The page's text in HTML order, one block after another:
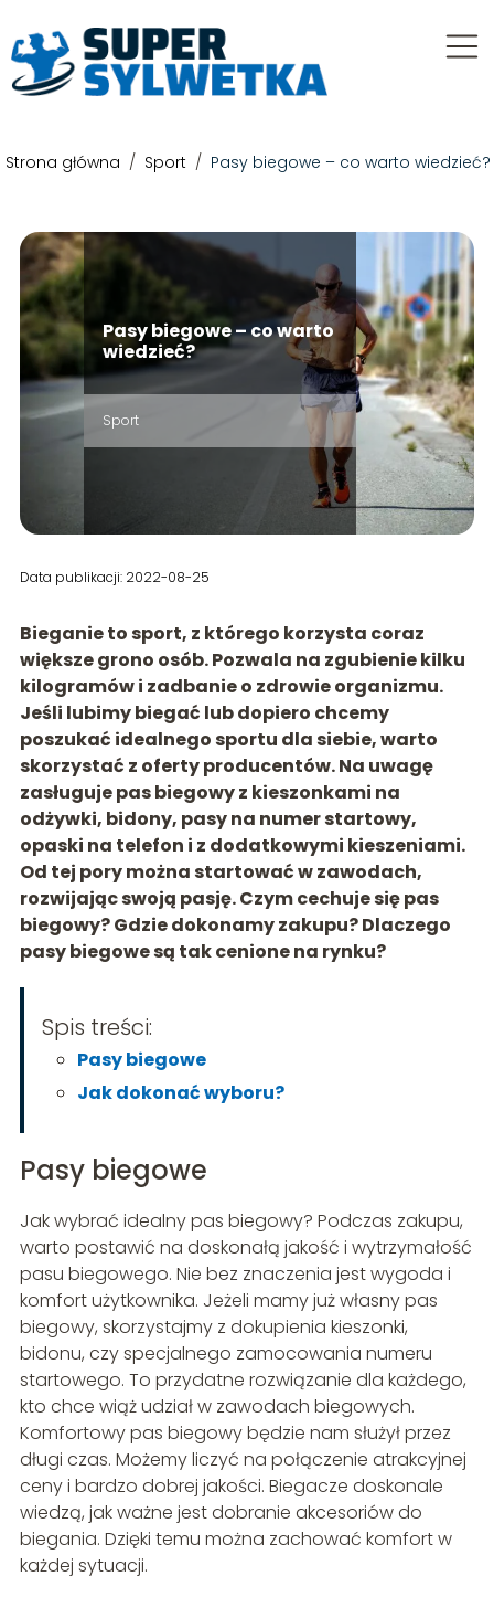
Strona główna / Sport / Pasy biegowe – co warto wiedzieć?
Pasy biegowe – co warto
wiedzieć?
Sport
Data publikacji: 2022-08-25
Bieganie to sport, z którego korzysta coraz
większe grono osób. Pozwala na zgubienie kilku
kilogramów i zadbanie o zdrowie organizmu.
Jeśli lubimy biegać lub dopiero chcemy
poszukać idealnego sportu dla siebie, warto
skorzystać z oferty producentów. Na uwagę
zasługuje pas biegowy z kieszonkami na
odżywki, bidony, pasy na numer startowy,
opaski na telefon i z dodatkowymi kieszeniami.
Od tej pory można startować w zawodach,
rozwijając swoją pasję. Czym cechuje się pas
biegowy? Gdzie dokonamy zakupu? Dlaczego
pasy biegowe są tak cenione na rynku?
Spis treści:
Pasy biegowe
Jak dokonać wyboru?
Pasy biegowe
Jak wybrać idealny pas biegowy? Podczas zakupu,
warto postawić na doskonałą jakość i wytrzymałość
pasu biegowego. Nie bez znaczenia jest wygoda i
komfort użytkownika. Jeżeli mamy już własny pas
biegowy, skorzystajmy z dokupienia kieszonki,
bidonu, czy specjalnego zamocowania numeru
startowego. To przydatne rozwiązanie dla każdego,
kto chce wiąż udział w zawodach biegowych.
Komfortowy pas biegowy będzie nam służył przez
długi czas. Możemy liczyć na połączenie atrakcyjnej
ceny i bardzo dobrej jakości. Biegacze doskonale
wiedzą, jak ważne jest dobranie akcesoriów do
biegania. Dzięki temu można zachować komfort w
każdej sytuacji.